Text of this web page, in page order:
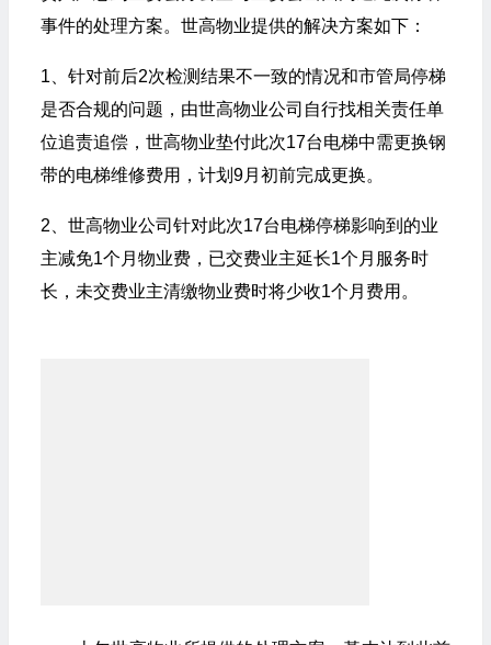
事件的处理方案。世高物业提供的解决方案如下：
1、针对前后2次检测结果不一致的情况和市管局停梯
是否合规的问题，由世高物业公司自行找相关责任单
位追责追偿，世高物业垫付此次17台电梯中需更换钢
带的电梯维修费用，计划9月初前完成更换。
2、世高物业公司针对此次17台电梯停梯影响到的业
主减免1个月物业费，已交费业主延长1个月服务时
长，未交费业主清缴物业费时将少收1个月费用。